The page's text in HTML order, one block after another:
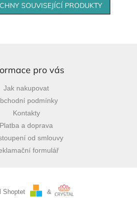
SOUVISEJÍCÍ PRODUKTY
pro vás
Jak nakupovat
podmínky
Kontakty
Platba a doprava
od smlouvy
formulář
Shoptet &